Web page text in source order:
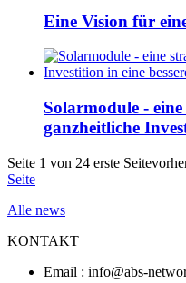
Eine Vision für
Solarmodule -
ganzheitliche
Seite 1 von 24 erste Seite
Seite
Alle news
KONTAKT
Email : info@abs-